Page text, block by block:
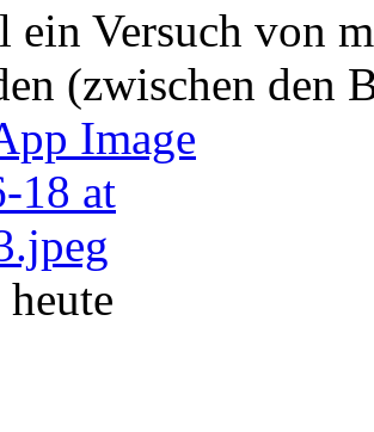
ein Versuch von
(zwischen den